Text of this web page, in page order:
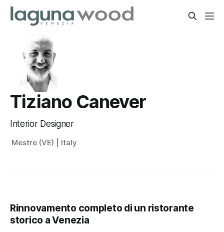
Tiziano Canever
Interior Designer
Mestre (VE) | Italy
Rinnovamento completo di un ristorante
storico a Venezia